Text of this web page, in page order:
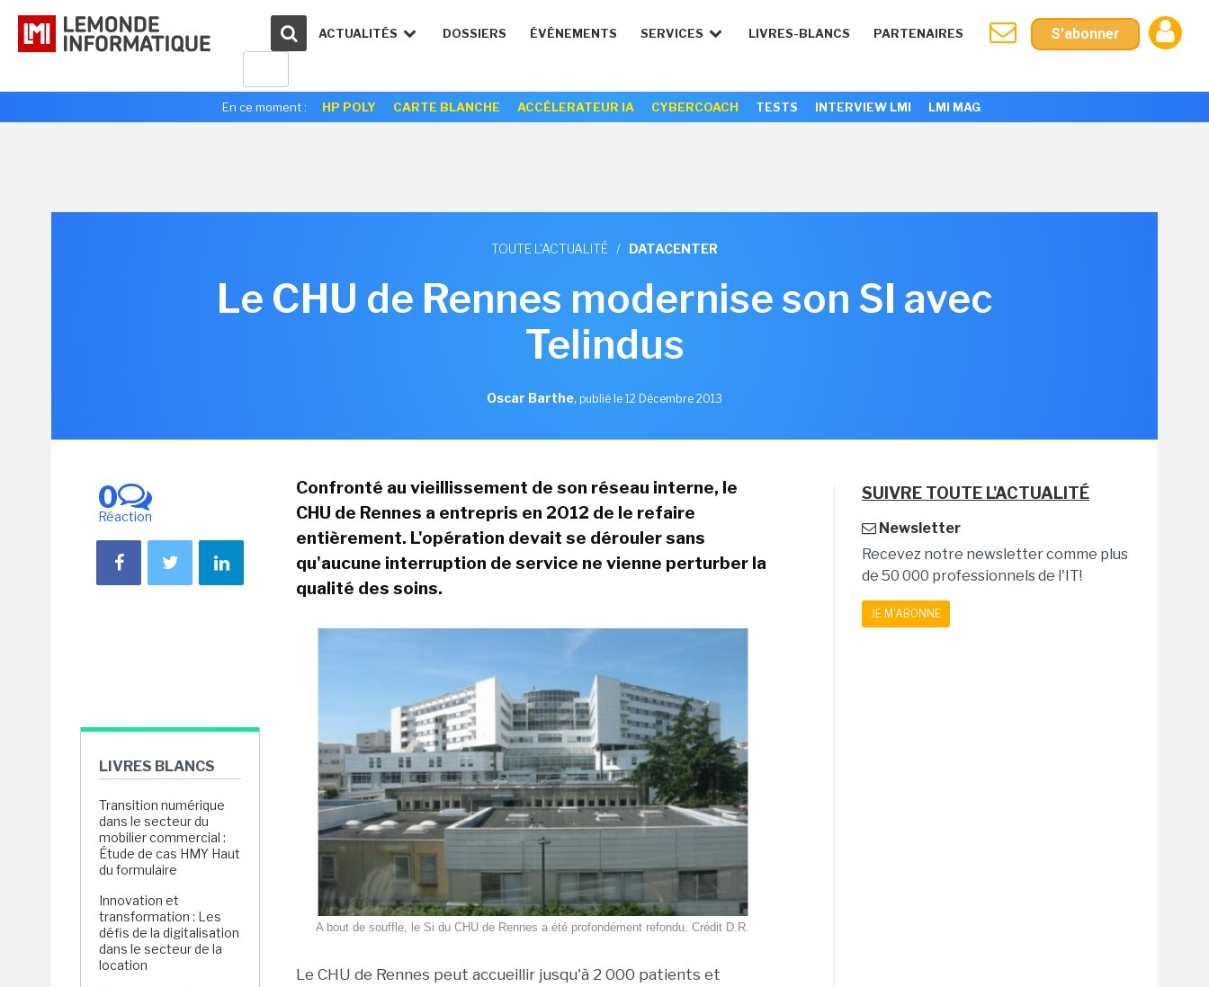
ACTUALITÉS DOSSIERS ÉVÉNEMENTS SERVICES LIVRES-BLANCS PARTENAIRES S'abonner
En ce moment : HP POLY CARTE BLANCHE ACCÉLERATEUR IA CYBERCOACH TESTS INTERVIEW LMI LMI MAG
TOUTE L'ACTUALITÉ / DATACENTER
Le CHU de Rennes modernise son SI avec
Telindus
Oscar Barthe, publié le 12 Décembre 2013
0
Réaction
LIVRES BLANCS
Transition numérique
dans le secteur du
mobilier commercial :
Étude de cas HMY Haut
du formulaire
Innovation et
transformation : Les
défis de la digitalisation
dans le secteur de la
location
Confronté au vieillissement de son réseau interne, le
CHU de Rennes a entrepris en 2012 de le refaire
entièrement. L'opération devait se dérouler sans
qu'aucune interruption de service ne vienne perturber la
qualité des soins.
A bout de souffle, le Si du CHU de Rennes a été profondément refondu. Crédit D.R.
Le CHU de Rennes peut accueillir jusqu'à 2 000 patients et
SUIVRE TOUTE L'ACTUALITÉ
Newsletter
Recevez notre newsletter comme plus
de 50 000 professionnels de l'IT!
JE M'ABONNE